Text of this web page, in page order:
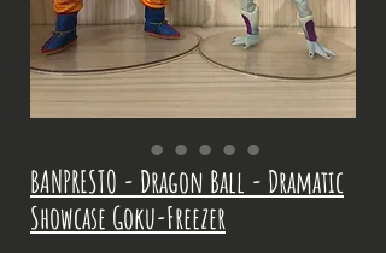
BANPRESTO - Dragon Ball - Dramatic
Showcase Goku-Freezer